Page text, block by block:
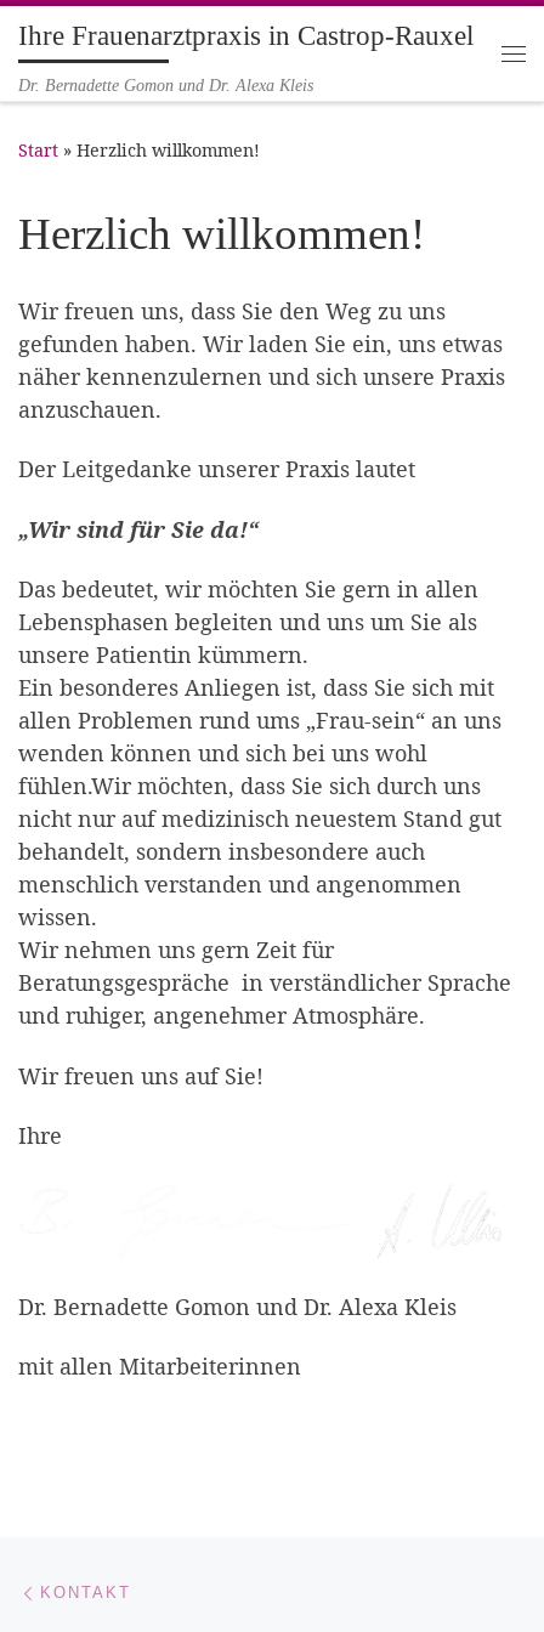
Zum Inhalt springen
Ihre Frauenarztpraxis in Castrop-Rauxel
Dr. Bernadette Gomon und Dr. Alexa Kleis
Start » Herzlich willkommen!
Herzlich willkommen!
Wir freuen uns, dass Sie den Weg zu uns
gefunden haben. Wir laden Sie ein, uns etwas
näher kennenzulernen und sich unsere Praxis
anzuschauen.
Der Leitgedanke unserer Praxis lautet
„Wir sind für Sie da!“
Das bedeutet, wir möchten Sie gern in allen
Lebensphasen begleiten und uns um Sie als
unsere Patientin kümmern.
Ein besonderes Anliegen ist, dass Sie sich mit
allen Problemen rund ums „Frau-sein“ an uns
wenden können und sich bei uns wohl
fühlen.Wir möchten, dass Sie sich durch uns
nicht nur auf medizinisch neuestem Stand gut
behandelt, sondern insbesondere auch
menschlich verstanden und angenommen
wissen.
Wir nehmen uns gern Zeit für
Beratungsgespräche in verständlicher Sprache
und ruhiger, angenehmer Atmosphäre.
Wir freuen uns auf Sie!
Ihre
Dr. Bernadette Gomon und Dr. Alexa Kleis
mit allen Mitarbeiterinnen
Beitragsnavigation
KONTAKT